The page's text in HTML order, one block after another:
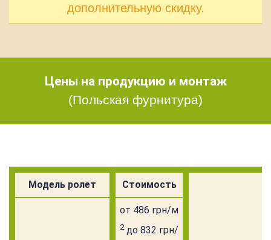
дополнительную скидку.
Цены на продукцию и монтаж
(Польская фурнитура)
Модель ролет Стоимость
от 486 грн/м
2до 832 грн/